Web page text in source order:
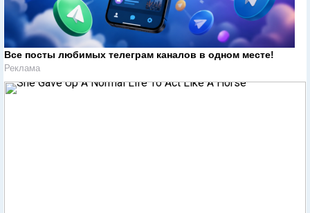
Все посты любимых телеграм каналов в одном месте!
Реклама